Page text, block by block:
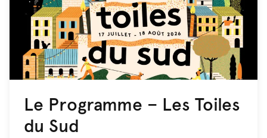
Le Programme – Les Toiles
du Sud